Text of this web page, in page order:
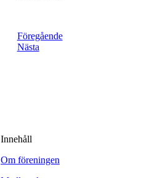
Föregående
Nästa
Innehåll
Om föreningen